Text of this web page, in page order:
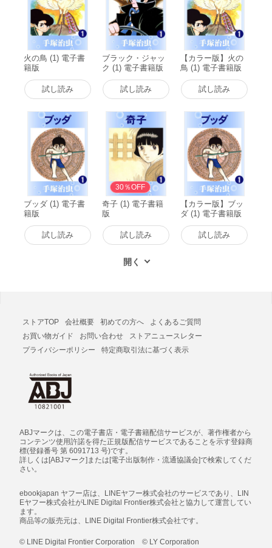
火の鳥 (1) 電子書
籍版
試し読み
ブラック・ジャッ
ク (1) 電子書籍版
試し読み
【カラー版】火の
鳥 (1) 電子書籍版
試し読み
ブッダ (1) 電子書
籍版
試し読み
30％OFF
奇子 (1) 電子書籍
版
試し読み
【カラー版】ブッ
ダ (1) 電子書籍版
試し読み
ストアTOP 会社概要 初めての方へ
よくあるご質問
お買い物ガイド
お問い合わせ
ストアニュースレター
プライバシーポリシー
特定商取引法に基づく表示
ABJマークは、この電子書店・電子書籍配信サービスが、著作権者から
コンテンツ使用許諾を得た正規版配信サービスであることを示す登録商
標(登録番号 第 6091713 号)です。
詳しくは[ABJマーク]または[電子出版制作・流通協議会]で検索してくだ
さい。
ebookjapan ヤフー店は、LINEヤフー株式会社のサービスであり、LIN
Eヤフー株式会社がLINE Digital Frontier株式会社と協力して運営してい
ます。
商品等の販売元は、LINE Digital Frontier株式会社です。
© LINE Digital Frontier Corporation © LY Corporation